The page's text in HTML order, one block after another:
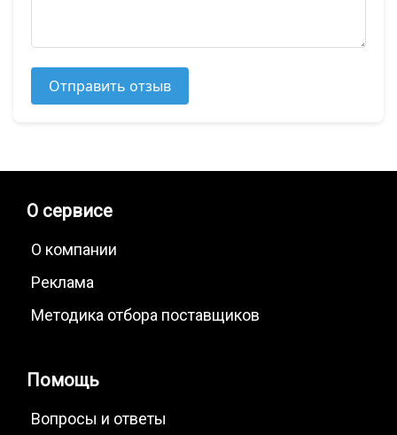
Отправить отзыв
О сервисе
О компании
Реклама
Методика отбора поставщиков
Помощь
Вопросы и ответы